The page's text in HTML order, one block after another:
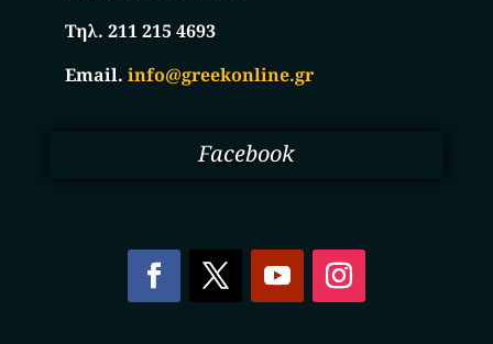
Τηλ. 211 215 4693
Email.info@greekonline.gr
Facebook